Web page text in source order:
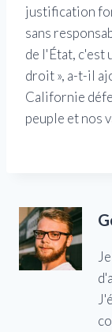
justification
sans
de l'État, c'est
droit », a-t-il
Californie
peuple et nos